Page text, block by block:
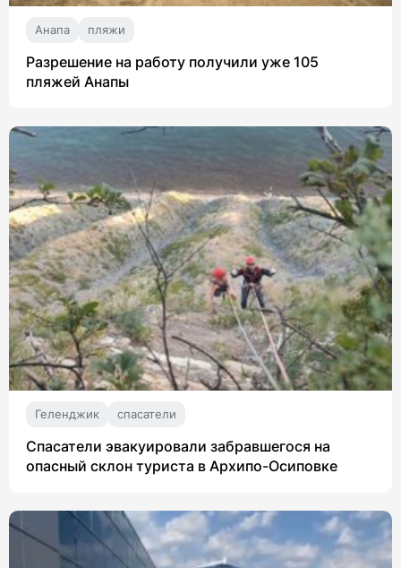
Анапа пляжи
Разрешение на работу получили уже 105
пляжей Анапы
Геленджик спасатели
Спасатели эвакуировали забравшегося на
опасный склон туриста в Архипо-Осиповке